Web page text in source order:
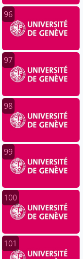
96
97
98
99
100
101